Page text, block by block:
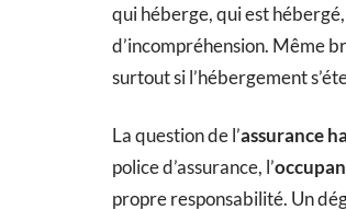
qui héberge, qui est
d’incompréhension. Même
surtout si l’hébergement
La question de l’assurance
police d’assurance, l’
propre responsabilité. Un